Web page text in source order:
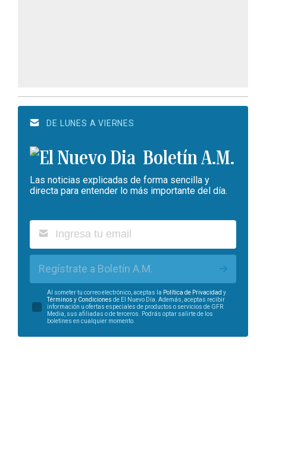
DE LUNES A VIERNES
Boletín A.M.
Las noticias explicadas de forma sencilla y
directa para entender lo más importante del día.
Regístrate a Boletín A.M.
Al someter tu correo electrónico, aceptas la Política de Privacidad y
Términos y Condiciones de El Nuevo Día. Además, aceptas recibir
información u ofertas especiales de productos o servicios de GFR
Media, sus afiliadas o de terceros. Podrás optar salirte de los
boletines en cualquier momento.